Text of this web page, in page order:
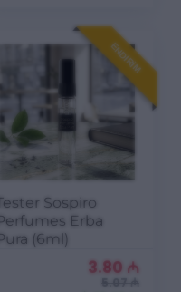
ENDIRIM
Sospiro
Erba
(6ml)
3.80 ₼
5.07 ₼